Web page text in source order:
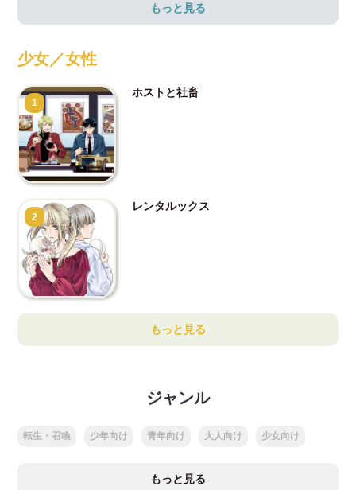
もっと見る
少女／女性
1
ホストと社畜
2
レンタルックス
もっと見る
ジャンル
転生・召喚 少年向け 青年向け 大人向け 少女向け
もっと見る